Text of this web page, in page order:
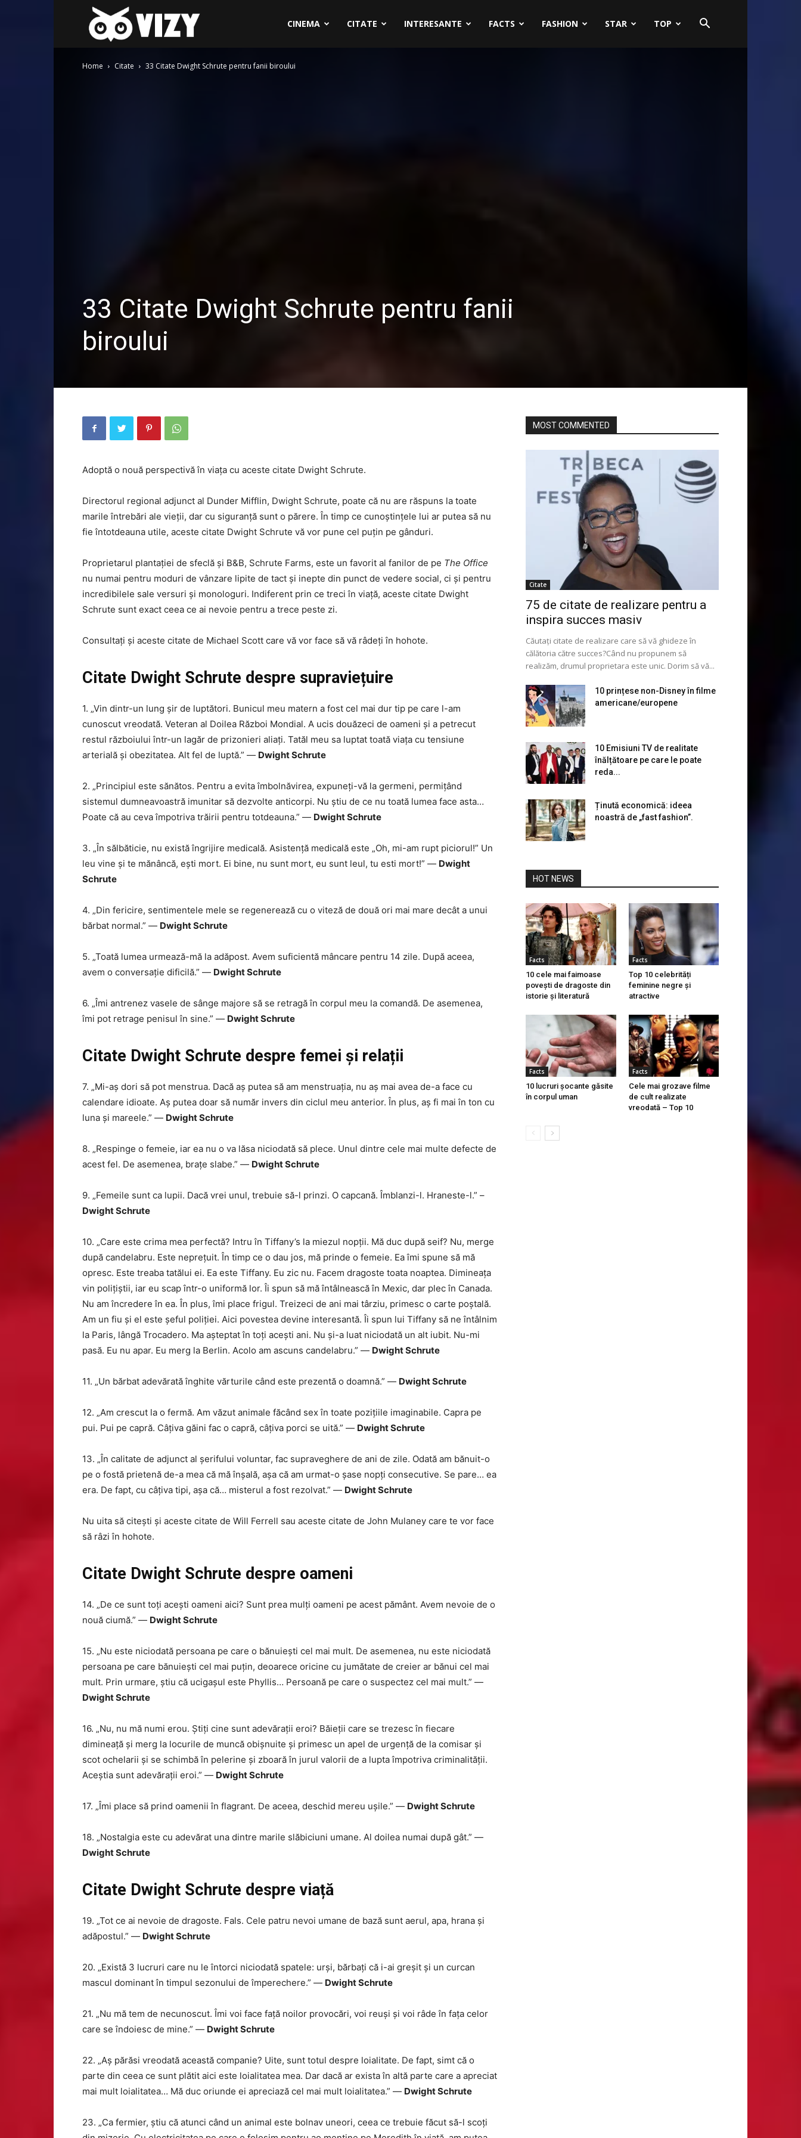
fest
CINEMA CITATE INTERESANTE FACTS FASHION STAR TOP
Home Citate 33 Citate Dwight Schrute pentru fanii biroului
33 Citate Dwight Schrute pentru fanii
biroului
Adoptă o nouă perspectivă în viața cu aceste citate Dwight Schrute.
Directorul regional adjunct al Dunder Mifflin, Dwight Schrute, poate că nu are răspuns la toate
marile întrebări ale vieții, dar cu siguranță sunt o părere. În timp ce cunoștințele lui ar putea să nu
fie întotdeauna utile, aceste citate Dwight Schrute vă vor pune cel puțin pe gânduri.
Proprietarul plantației de sfeclă și B&B, Schrute Farms, este un favorit al fanilor de pe The Office
nu numai pentru moduri de vânzare lipite de tact și inepte din punct de vedere social, ci și pentru
incredibilele sale versuri și monologuri. Indiferent prin ce treci în viață, aceste citate Dwight
Schrute sunt exact ceea ce ai nevoie pentru a trece peste zi.
Consultați și aceste citate de Michael Scott care vă vor face să vă râdeți în hohote.
Citate Dwight Schrute despre supraviețuire
1. „Vin dintr-un lung șir de luptători. Bunicul meu matern a fost cel mai dur tip pe care l-am
cunoscut vreodată. Veteran al Doilea Război Mondial. A ucis douăzeci de oameni și a petrecut
restul războiului într-un lagăr de prizonieri aliați. Tatăl meu sa luptat toată viața cu tensiune
arterială și obezitatea. Alt fel de luptă.” — Dwight Schrute
2. „Principiul este sănătos. Pentru a evita îmbolnăvirea, expuneți-vă la germeni, permițând
sistemul dumneavoastră imunitar să dezvolte anticorpi. Nu știu de ce nu toată lumea face asta…
Poate că au ceva împotriva trăirii pentru totdeauna.” — Dwight Schrute
3. „În sălbăticie, nu există îngrijire medicală. Asistență medicală este „Oh, mi-am rupt piciorul!” Un
leu vine și te mănâncă, ești mort. Ei bine, nu sunt mort, eu sunt leul, tu esti mort!” — Dwight
Schrute
4. „Din fericire, sentimentele mele se regenerează cu o viteză de două ori mai mare decât a unui
bărbat normal.” — Dwight Schrute
5. „Toată lumea urmează-mă la adăpost. Avem suficientă mâncare pentru 14 zile. După aceea,
avem o conversație dificilă.” — Dwight Schrute
6. „Îmi antrenez vasele de sânge majore să se retragă în corpul meu la comandă. De asemenea,
îmi pot retrage penisul în sine.” — Dwight Schrute
Citate Dwight Schrute despre femei și relații
7. „Mi-aș dori să pot menstrua. Dacă aș putea să am menstruația, nu aș mai avea de-a face cu
calendare idioate. Aș putea doar să număr invers din ciclul meu anterior. În plus, aș fi mai în ton cu
luna și mareele.” — Dwight Schrute
8. „Respinge o femeie, iar ea nu o va lăsa niciodată să plece. Unul dintre cele mai multe defecte de
acest fel. De asemenea, brațe slabe.” — Dwight Schrute
9. „Femeile sunt ca lupii. Dacă vrei unul, trebuie să-l prinzi. O capcană. Îmblanzi-l. Hraneste-l.” –
Dwight Schrute
10. „Care este crima mea perfectă? Intru în Tiffany’s la miezul nopții. Mă duc după seif? Nu, merge
după candelabru. Este neprețuit. În timp ce o dau jos, mă prinde o femeie. Ea îmi spune să mă
opresc. Este treaba tatălui ei. Ea este Tiffany. Eu zic nu. Facem dragoste toata noaptea. Dimineața
vin polițiștii, iar eu scap într-o uniformă lor. Îi spun să mă întâlnească în Mexic, dar plec în Canada.
Nu am încredere în ea. În plus, îmi place frigul. Treizeci de ani mai târziu, primesc o carte poștală.
Am un fiu și el este șeful poliției. Aici povestea devine interesantă. Îi spun lui Tiffany să ne întâlnim
la Paris, lângă Trocadero. Ma așteptat în toți acești ani. Nu și-a luat niciodată un alt iubit. Nu-mi
pasă. Eu nu apar. Eu merg la Berlin. Acolo am ascuns candelabru.” — Dwight Schrute
11. „Un bărbat adevărată înghite vărturile când este prezentă o doamnă.” — Dwight Schrute
12. „Am crescut la o fermă. Am văzut animale făcând sex în toate pozițiile imaginabile. Capra pe
pui. Pui pe capră. Câțiva găini fac o capră, câțiva porci se uită.” — Dwight Schrute
13. „În calitate de adjunct al șerifului voluntar, fac supraveghere de ani de zile. Odată am bănuit-o
pe o fostă prietenă de-a mea că mă înșală, așa că am urmat-o șase nopți consecutive. Se pare… ea
era. De fapt, cu câțiva tipi, așa că… misterul a fost rezolvat.” — Dwight Schrute
Nu uita să citești și aceste citate de Will Ferrell sau aceste citate de John Mulaney care te vor face
să râzi în hohote.
Citate Dwight Schrute despre oameni
14. „De ce sunt toți acești oameni aici? Sunt prea mulți oameni pe acest pământ. Avem nevoie de o
nouă ciumă.” — Dwight Schrute
15. „Nu este niciodată persoana pe care o bănuiești cel mai mult. De asemenea, nu este niciodată
persoana pe care bănuiești cel mai puțin, deoarece oricine cu jumătate de creier ar bănui cel mai
mult. Prin urmare, știu că ucigașul este Phyllis… Persoană pe care o suspectez cel mai mult.” —
Dwight Schrute
16. „Nu, nu mă numi erou. Știți cine sunt adevărații eroi? Băieții care se trezesc în fiecare
dimineață și merg la locurile de muncă obișnuite și primesc un apel de urgență de la comisar și
scot ochelarii și se schimbă în pelerine și zboară în jurul valorii de a lupta împotriva criminalității.
Aceștia sunt adevărații eroi.” — Dwight Schrute
17. „Îmi place să prind oamenii în flagrant. De aceea, deschid mereu ușile.” — Dwight Schrute
18. „Nostalgia este cu adevărat una dintre marile slăbiciuni umane. Al doilea numai după gât.” —
Dwight Schrute
Citate Dwight Schrute despre viață
19. „Tot ce ai nevoie de dragoste. Fals. Cele patru nevoi umane de bază sunt aerul, apa, hrana și
adăpostul.” — Dwight Schrute
20. „Există 3 lucruri care nu le întorci niciodată spatele: urși, bărbați că i-ai greșit și un curcan
mascul dominant în timpul sezonului de împerechere.” — Dwight Schrute
21. „Nu mă tem de necunoscut. Îmi voi face față noilor provocări, voi reuși și voi râde în fața celor
care se îndoiesc de mine.” — Dwight Schrute
22. „Aș părăsi vreodată această companie? Uite, sunt totul despre loialitate. De fapt, simt că o
parte din ceea ce sunt plătit aici este loialitatea mea. Dar dacă ar exista în altă parte care a apreciat
mai mult loialitatea… Mă duc oriunde ei apreciază cel mai mult loialitatea.” — Dwight Schrute
23. „Ca fermier, știu că atunci când un animal este bolnav uneori, ceea ce trebuie făcut să-l scoți
MOST COMMENTED
Citate
75 de citate de realizare pentru a
inspira succes masiv
Căutați citate de realizare care să vă ghideze în
călătoria către succes?Când nu propunem să
realizăm, drumul proprietara este unic. Dorim să vă...
10 prințese non-Disney în filme
americane/europene
10 Emisiuni TV de realitate
înălțătoare pe care le poate
reda...
Ținută economică: ideea
noastră de „fast fashion”.
HOT NEWS
Facts
10 cele mai faimoase
povești de dragoste din
istorie și literatură
Facts
Top 10 celebrități
feminine negre și
atractive
Facts
10 lucruri șocante găsite
în corpul uman
Facts
Cele mai grozave filme
de cult realizate
vreodată – Top 10